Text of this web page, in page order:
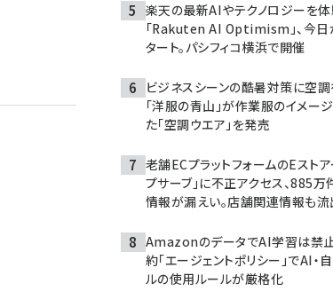
楽天の最新AIやテクノロジーを体
「Rakuten AI Optimism」、今日
タート。パシフィコ横浜で開催
ビジネスシーンの酷暑対策に空調を
「洋服の青山」が作業服のイメー
た「空調ウエア」を発売
老舗ECプラットフォームのEストア
プサーブ」に不正アクセス、885万
情報が漏えい。店舗関連情報も流
AmazonのデータでAI学習は禁
約「エージェントポリシー」でAI・
ルの使用ルールが厳格化